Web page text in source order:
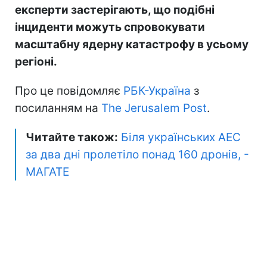
експерти застерігають, що подібні
інциденти можуть спровокувати
масштабну ядерну катастрофу в усьому
регіоні.
Про це повідомляє РБК-Україна з
посиланням на The Jerusalem Post.
Читайте також: Біля українських АЕС
за два дні пролетіло понад 160 дронів, -
МАГАТЕ